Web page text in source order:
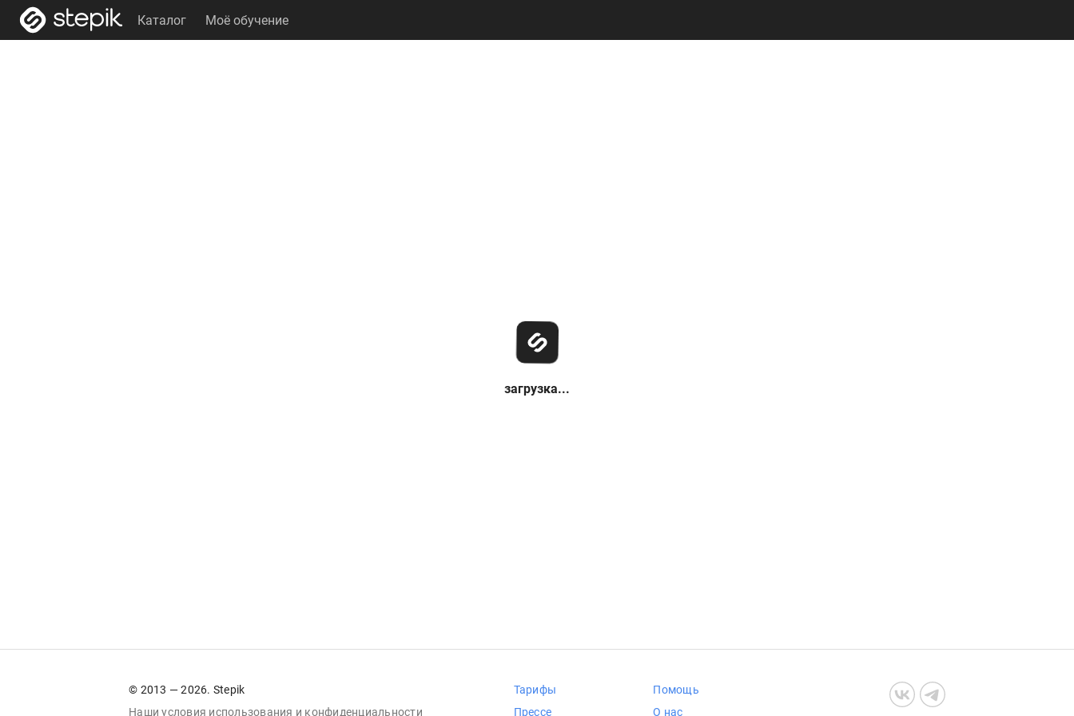
Каталог Моё обучение
загрузка...
© 2013 — 2026. Stepik
Наши условия использования и конфиденциальности
Тарифы
Прессе
Помощь
О нас